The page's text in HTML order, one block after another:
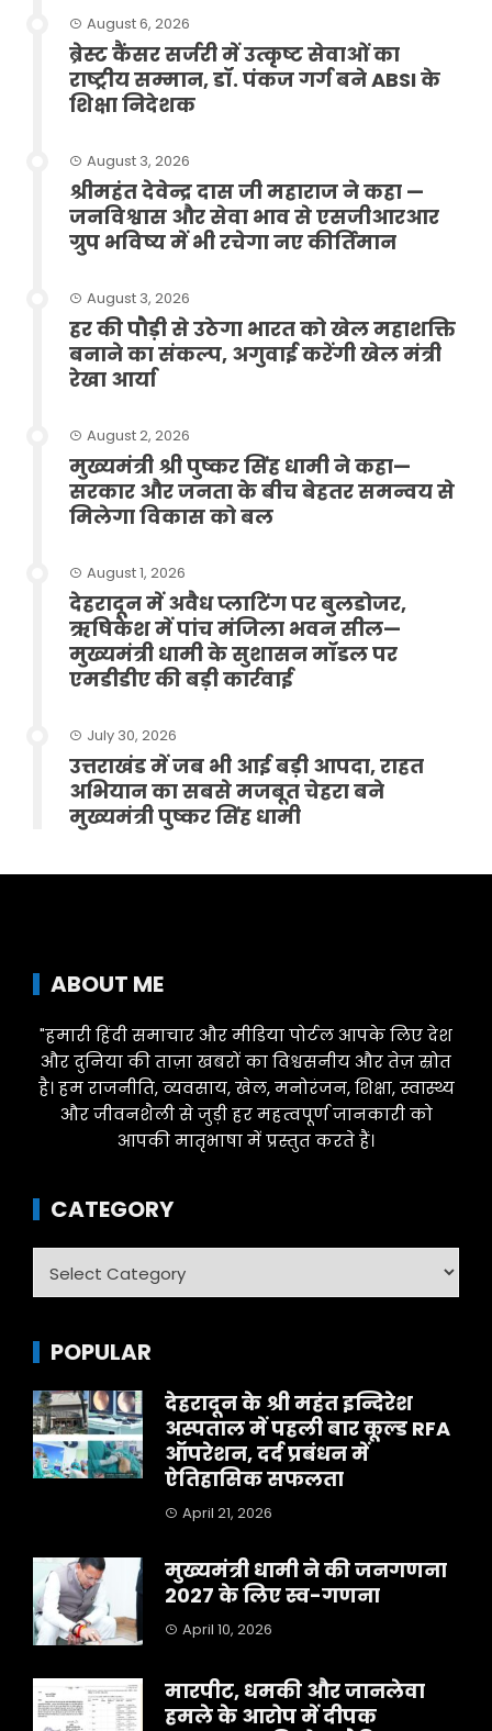
August 6, 2026
ब्रेस्ट कैंसर सर्जरी में उत्कृष्ट सेवाओं का
राष्ट्रीय सम्मान, डॉ. पंकज गर्ग बने ABSI के
शिक्षा निदेशक
August 3, 2026
श्रीमहंत देवेन्द्र दास जी महाराज ने कहा —
जनविश्वास और सेवा भाव से एसजीआरआर
ग्रुप भविष्य में भी रचेगा नए कीर्तिमान
August 3, 2026
हर की पौड़ी से उठेगा भारत को खेल महाशक्ति
बनाने का संकल्प, अगुवाई करेंगी खेल मंत्री
रेखा आर्या
August 2, 2026
मुख्यमंत्री श्री पुष्कर सिंह धामी ने कहा—
सरकार और जनता के बीच बेहतर समन्वय से
मिलेगा विकास को बल
August 1, 2026
देहरादून में अवैध प्लाटिंग पर बुलडोजर,
ऋषिकेश में पांच मंजिला भवन सील—
मुख्यमंत्री धामी के सुशासन मॉडल पर
एमडीडीए की बड़ी कार्रवाई
July 30, 2026
उत्तराखंड में जब भी आई बड़ी आपदा, राहत
अभियान का सबसे मजबूत चेहरा बने
मुख्यमंत्री पुष्कर सिंह धामी
ABOUT ME
"हमारी हिंदी समाचार और मीडिया पोर्टल आपके लिए देश
और दुनिया की ताज़ा खबरों का विश्वसनीय और तेज़ स्रोत
है। हम राजनीति, व्यवसाय, खेल, मनोरंजन, शिक्षा, स्वास्थ्य
और जीवनशैली से जुड़ी हर महत्वपूर्ण जानकारी को
आपकी मातृभाषा में प्रस्तुत करते हैं।
CATEGORY
POPULAR
देहरादून के श्री महंत इन्दिरेश
अस्पताल में पहली बार कूल्ड RFA
ऑपरेशन, दर्द प्रबंधन में
ऐतिहासिक सफलता
April 21, 2026
मुख्यमंत्री धामी ने की जनगणना
2027 के लिए स्व-गणना
April 10, 2026
मारपीट, धमकी और जानलेवा
हमले के आरोप में दीपक